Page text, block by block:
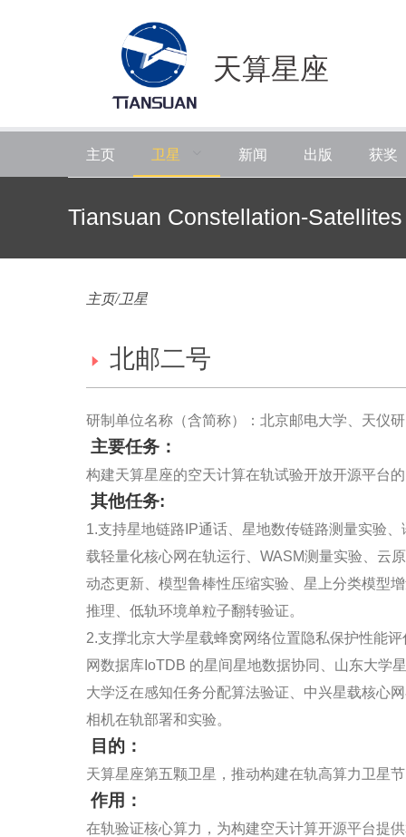
天算星座
主页 卫星 新闻 出版 获奖
Tiansuan Constellation-Satellites
主页/卫星
北邮二号
研制单位名称（含简称）：北京邮电大学、天仪
主要任务：
构建天算星座的空天计算在轨试验开放开源平台
其他任务:
1.支持星地链路IP通话、星地数传链路测量实验
载轻量化核心网在轨运行、WASM测量实验、云
动态更新、模型鲁棒性压缩实验、星上分类模型
推理、低轨环境单粒子翻转验证。
2.支撑北京大学星载蜂窝网络位置隐私保护性能
网数据库IoTDB 的星间星地数据协同、山东大学
大学泛在感知任务分配算法验证、中兴星载核心
相机在轨部署和实验。
目的：
天算星座第五颗卫星，推动构建在轨高算力卫星
作用：
在轨验证核心算力，为构建空天计算开源平台提